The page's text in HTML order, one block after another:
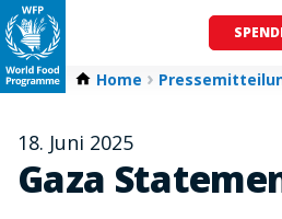
Home
18. Juni 2025
Gaza